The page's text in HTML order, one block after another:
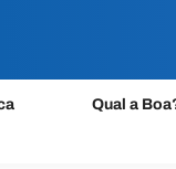
Qual a